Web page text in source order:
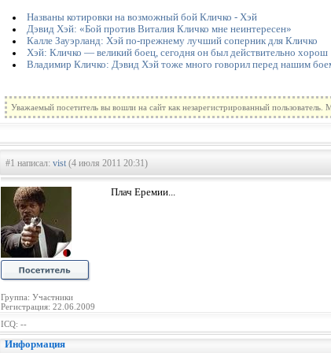
Названы котировки на возможный бой Кличко - Хэй
Дэвид Хэй: «Бой против Виталия Кличко мне неинтересен»
Калле Зауэрланд: Хэй по-прежнему лучший соперник для Кличко
Хэй: Кличко — великий боец, сегодня он был действительно хорош
Владимир Кличко: Дэвид Хэй тоже много говорил перед нашим
Уважаемый посетитель вы вошли на сайт как незарегистрированный
#1 написал: vist(4 июля 2011 20:31)
Группа: Участники
Регистрация: 22.06.2009
Плач Еремии...
ICQ: --
Информация